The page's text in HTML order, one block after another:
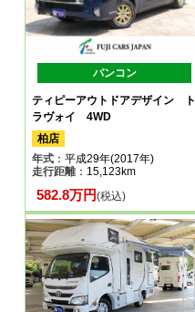
バンコン
ティピーアウトドアデザイン ト
ラヴォイ 4WD
柏店
年式 ：平成29年(2017年)
走行距離：15,123km
582.8万円(税込)